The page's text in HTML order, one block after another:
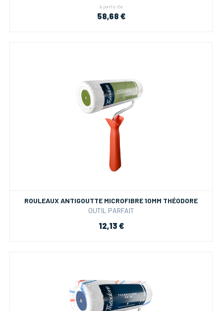
à partir de
58,68 €
ROULEAUX ANTIGOUTTE MICROFIBRE 10MM THÉODORE
OUTIL PARFAIT
12,13 €